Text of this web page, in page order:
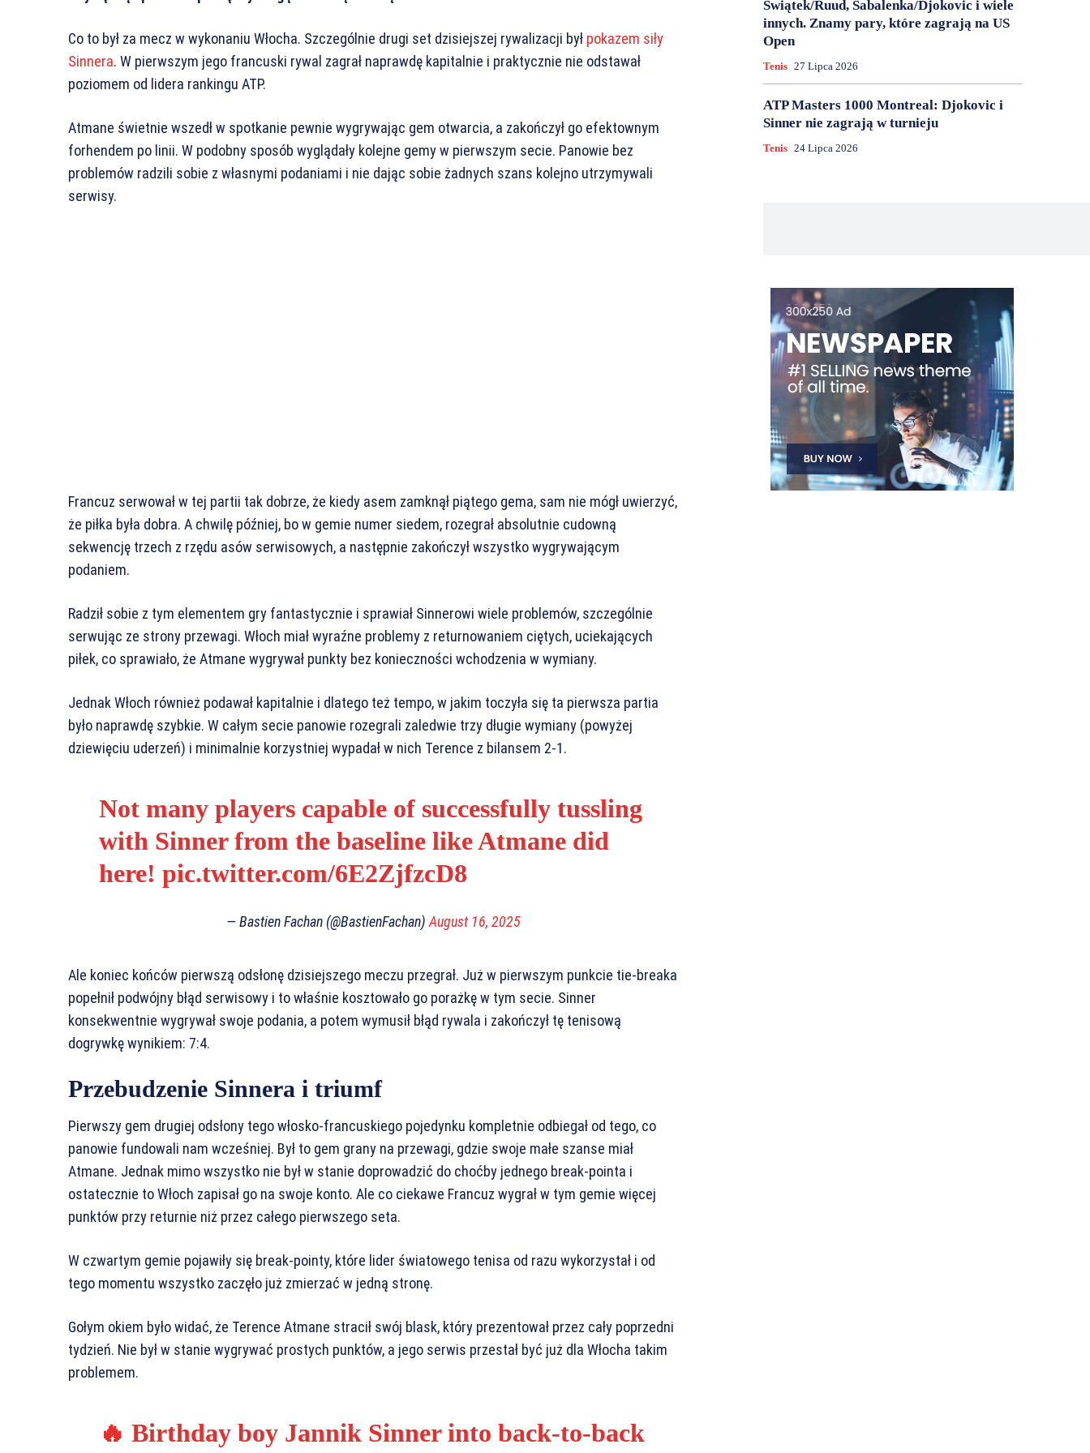
Co to był za mecz w wykonaniu Włocha. Szczególnie drugi set dzisiejszej rywalizacji był pokazem siły
Sinnera. W pierwszym jego francuski rywal zagrał naprawdę kapitalnie i praktycznie nie odstawał
poziomem od lidera rankingu ATP.
Atmane świetnie wszedł w spotkanie pewnie wygrywając gem otwarcia, a zakończył go efektownym
forhendem po linii. W podobny sposób wyglądały kolejne gemy w pierwszym secie. Panowie bez
problemów radzili sobie z własnymi podaniami i nie dając sobie żadnych szans kolejno utrzymywali
serwisy.
Francuz serwował w tej partii tak dobrze, że kiedy asem zamknął piątego gema, sam nie mógł uwierzyć,
że piłka była dobra. A chwilę później, bo w gemie numer siedem, rozegrał absolutnie cudowną
sekwencję trzech z rzędu asów serwisowych, a następnie zakończył wszystko wygrywającym
podaniem.
Radził sobie z tym elementem gry fantastycznie i sprawiał Sinnerowi wiele problemów, szczególnie
serwując ze strony przewagi. Włoch miał wyraźne problemy z returnowaniem ciętych, uciekających
piłek, co sprawiało, że Atmane wygrywał punkty bez konieczności wchodzenia w wymiany.
Jednak Włoch również podawał kapitalnie i dlatego też tempo, w jakim toczyła się ta pierwsza partia
było naprawdę szybkie. W całym secie panowie rozegrali zaledwie trzy długie wymiany (powyżej
dziewięciu uderzeń) i minimalnie korzystniej wypadał w nich Terence z bilansem 2-1.
Not many players capable of successfully tussling
with Sinner from the baseline like Atmane did
here! pic.twitter.com/6E2ZjfzcD8
— Bastien Fachan (@BastienFachan)August 16, 2025
Ale koniec końców pierwszą odsłonę dzisiejszego meczu przegrał. Już w pierwszym punkcie tie-breaka
popełnił podwójny błąd serwisowy i to właśnie kosztowało go porażkę w tym secie. Sinner
konsekwentnie wygrywał swoje podania, a potem wymusił błąd rywala i zakończył tę tenisową
dogrywkę wynikiem: 7:4.
Przebudzenie Sinnera i triumf
Pierwszy gem drugiej odsłony tego włosko-francuskiego pojedynku kompletnie odbiegał od tego, co
panowie fundowali nam wcześniej. Był to gem grany na przewagi, gdzie swoje małe szanse miał
Atmane. Jednak mimo wszystko nie był w stanie doprowadzić do choćby jednego break-pointa i
ostatecznie to Włoch zapisał go na swoje konto. Ale co ciekawe Francuz wygrał w tym gemie więcej
punktów przy returnie niż przez całego pierwszego seta.
W czwartym gemie pojawiły się break-pointy, które lider światowego tenisa od razu wykorzystał i od
tego momentu wszystko zaczęło już zmierzać w jedną stronę.
Gołym okiem było widać, że Terence Atmane stracił swój blask, który prezentował przez cały poprzedni
tydzień. Nie był w stanie wygrywać prostych punktów, a jego serwis przestał być już dla Włocha takim
problemem.
🔥 Birthday boy Jannik Sinner into back-to-back
Świątek/Ruud, Sabalenka/Djokovic i wiele
innych. Znamy pary, które zagrają na US
Open
Tenis 27 Lipca 2026
ATP Masters 1000 Montreal: Djokovic i
Sinner nie zagrają w turnieju
Tenis 24 Lipca 2026